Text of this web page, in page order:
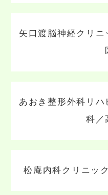
矢口渡脳神経クリニ
あおき整形外科リ
科／
松庵内科クリニッ